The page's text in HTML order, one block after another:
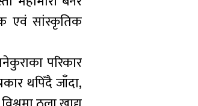
एवं सांस्कृतिक
परिकार
थपिँदै जाँदा,